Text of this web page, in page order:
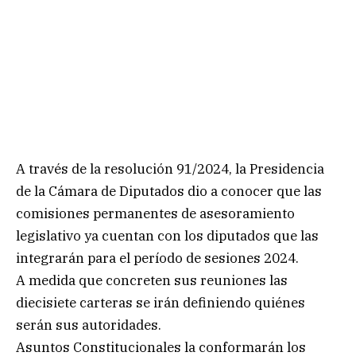
A través de la resolución 91/2024, la Presidencia
de la Cámara de Diputados dio a conocer que las
comisiones permanentes de asesoramiento
legislativo ya cuentan con los diputados que las
integrarán para el período de sesiones 2024.
A medida que concreten sus reuniones las
diecisiete carteras se irán definiendo quiénes
serán sus autoridades.
Asuntos Constitucionales la conformarán los